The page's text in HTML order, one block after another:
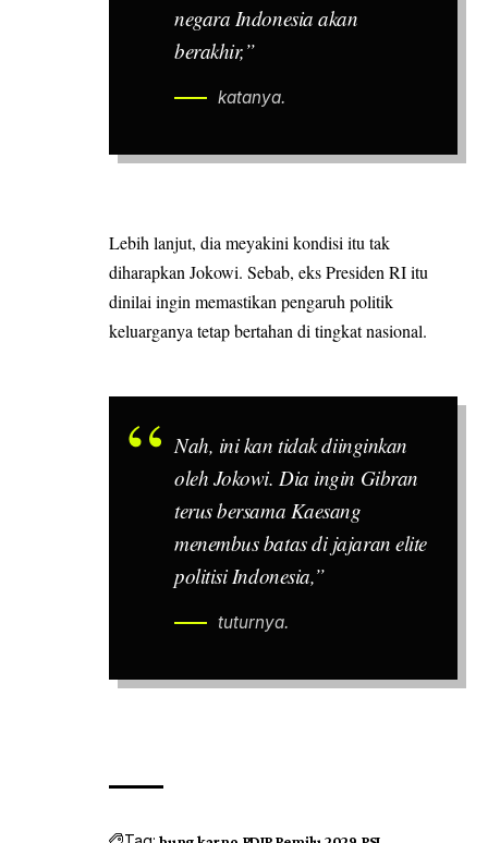
negara Indonesia akan
berakhir,”
katanya.
Lebih lanjut, dia meyakini kondisi itu tak
diharapkan Jokowi. Sebab, eks Presiden RI itu
dinilai ingin memastikan pengaruh politik
keluarganya tetap bertahan di tingkat nasional.
Nah, ini kan tidak diinginkan
oleh Jokowi. Dia ingin Gibran
terus bersama Kaesang
menembus batas di jajaran elite
politisi Indonesia,”
tuturnya.